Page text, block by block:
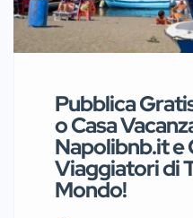
Pubblica
o Casa
Napolibnb.it e
Viaggiatori di
Mondo!